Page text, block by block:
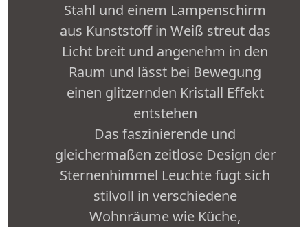
Stahl und einem Lampenschirm
aus Kunststoff in Weiß streut das
Licht breit und angenehm in den
Raum und lässt bei Bewegung
einen glitzernden Kristall Effekt
entstehen
Das faszinierende und
gleichermaßen zeitlose Design der
Sternenhimmel Leuchte fügt sich
stilvoll in verschiedene
Wohnräume wie Küche,